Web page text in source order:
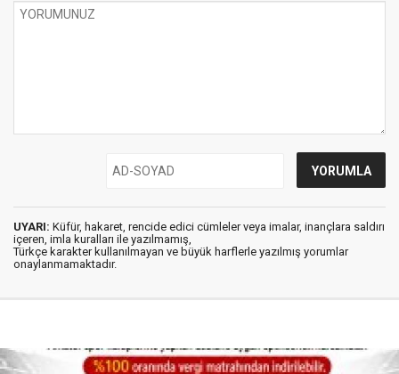
UYARI: Küfür, hakaret, rencide edici cümleler veya imalar, inançlara saldırı
içeren, imla kuralları ile yazılmamış,
Türkçe karakter kullanılmayan ve büyük harflerle yazılmış yorumlar
onaylanmamaktadır.